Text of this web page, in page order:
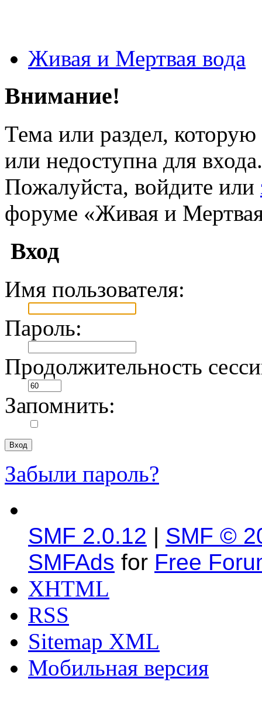
Живая и Мертвая вода
Внимание!
Тема или раздел,
или недоступна для входа.
Пожалуйста, войдите или
форуме «Живая и
Вход
Имя пользователя:
Пароль:
Продолжительность
Запомнить:
Забыли пароль?
SMF 2.0.12 | SMF ©
SMFAds for Free
XHTML
RSS
Sitemap XML
Мобильная версия